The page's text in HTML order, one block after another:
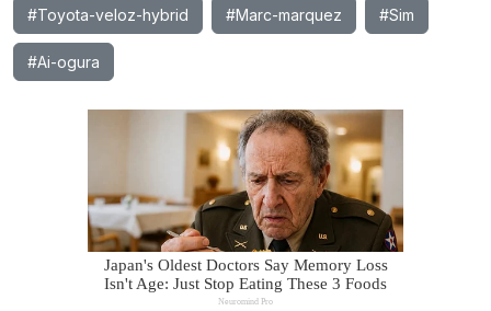
#Toyota-veloz-hybrid #Marc-marquez #Sim
#Ai-ogura